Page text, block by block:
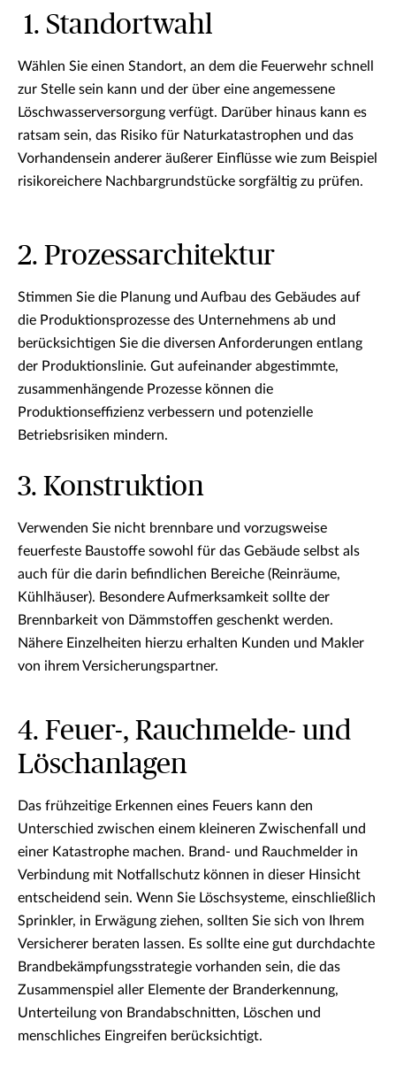
1. Standortwahl
Wählen Sie einen Standort, an dem die Feuerwehr schnell
zur Stelle sein kann und der über eine angemessene
Löschwasserversorgung verfügt. Darüber hinaus kann es
ratsam sein, das Risiko für Naturkatastrophen und das
Vorhandensein anderer äußerer Einflüsse wie zum Beispiel
risikoreichere Nachbargrundstücke sorgfältig zu prüfen.
2. Prozessarchitektur
Stimmen Sie die Planung und Aufbau des Gebäudes auf
die Produktionsprozesse des Unternehmens ab und
berücksichtigen Sie die diversen Anforderungen entlang
der Produktionslinie. Gut aufeinander abgestimmte,
zusammenhängende Prozesse können die
Produktionseffizienz verbessern und potenzielle
Betriebsrisiken mindern.
3. Konstruktion
Verwenden Sie nicht brennbare und vorzugsweise
feuerfeste Baustoffe sowohl für das Gebäude selbst als
auch für die darin befindlichen Bereiche (Reinräume,
Kühlhäuser). Besondere Aufmerksamkeit sollte der
Brennbarkeit von Dämmstoffen geschenkt werden.
Nähere Einzelheiten hierzu erhalten Kunden und Makler
von ihrem Versicherungspartner.
4. Feuer-, Rauchmelde- und
Löschanlagen
Das frühzeitige Erkennen eines Feuers kann den
Unterschied zwischen einem kleineren Zwischenfall und
einer Katastrophe machen. Brand- und Rauchmelder in
Verbindung mit Notfallschutz können in dieser Hinsicht
entscheidend sein. Wenn Sie Löschsysteme, einschließlich
Sprinkler, in Erwägung ziehen, sollten Sie sich von Ihrem
Versicherer beraten lassen. Es sollte eine gut durchdachte
Brandbekämpfungsstrategie vorhanden sein, die das
Zusammenspiel aller Elemente der Branderkennung,
Unterteilung von Brandabschnitten, Löschen und
menschliches Eingreifen berücksichtigt.